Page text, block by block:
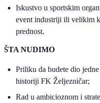
Iskustvo u sportskim
event industriji ili velikim
prednost.
ŠTA NUDIMO
Priliku da budete dio
historiji FK Željezničar;
Rad u ambicioznom i